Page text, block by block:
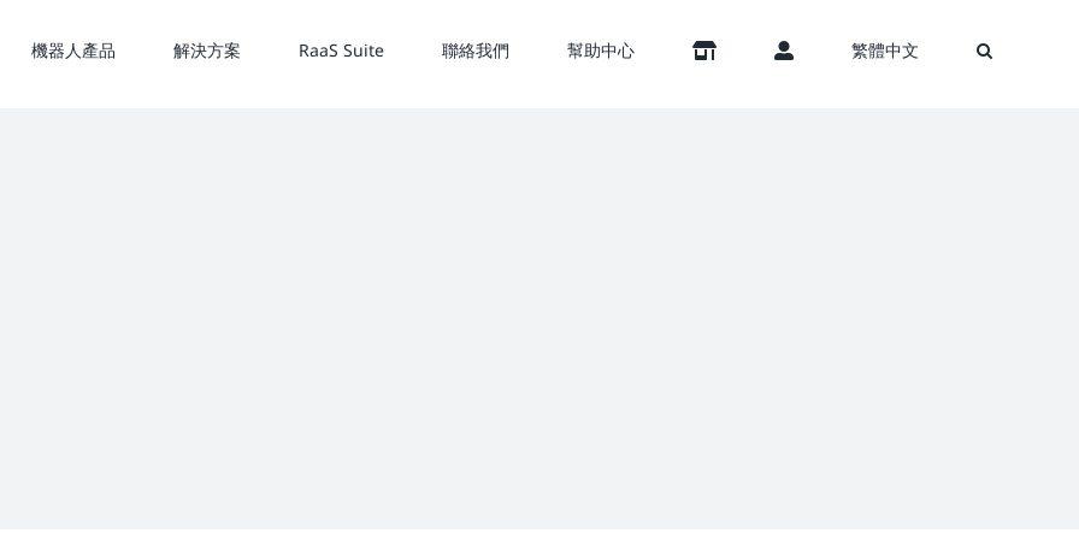
機器人產品 解決方案 RaaS Suite 聯絡我們 幫助中心 繁體中文